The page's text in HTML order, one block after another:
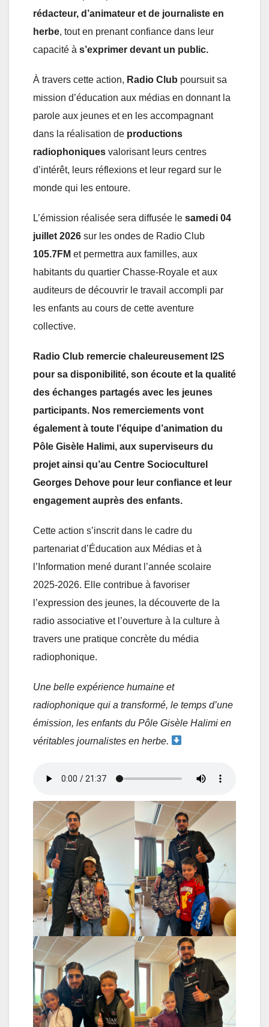
rédacteur, d’animateur et de journaliste en
herbe, tout en prenant confiance dans leur
capacité à s’exprimer devant un public.
À travers cette action, Radio Club poursuit sa
mission d’éducation aux médias en donnant la
parole aux jeunes et en les accompagnant
dans la réalisation de productions
radiophoniques valorisant leurs centres
d’intérêt, leurs réflexions et leur regard sur le
monde qui les entoure.
L’émission réalisée sera diffusée le samedi 04
juillet 2026 sur les ondes de Radio Club
105.7FM et permettra aux familles, aux
habitants du quartier Chasse-Royale et aux
auditeurs de découvrir le travail accompli par
les enfants au cours de cette aventure
collective.
Radio Club remercie chaleureusement I2S
pour sa disponibilité, son écoute et la qualité
des échanges partagés avec les jeunes
participants. Nos remerciements vont
également à toute l’équipe d’animation du
Pôle Gisèle Halimi, aux superviseurs du
projet ainsi qu’au Centre Socioculturel
Georges Dehove pour leur confiance et leur
engagement auprès des enfants.
Cette action s’inscrit dans le cadre du
partenariat d’Éducation aux Médias et à
l’Information mené durant l’année scolaire
2025-2026. Elle contribue à favoriser
l’expression des jeunes, la découverte de la
radio associative et l’ouverture à la culture à
travers une pratique concrète du média
radiophonique.
Une belle expérience humaine et
radiophonique qui a transformé, le temps d’une
émission, les enfants du Pôle Gisèle Halimi en
véritables journalistes en herbe.